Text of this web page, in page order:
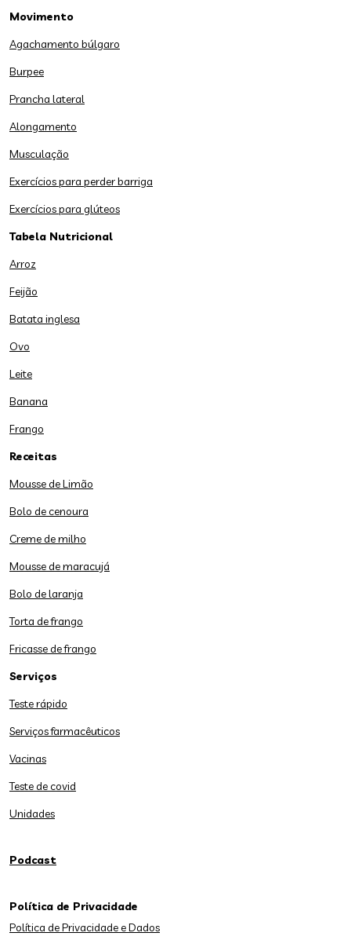
Movimento
Agachamento búlgaro
Burpee
Prancha lateral
Alongamento
Musculação
Exercícios para perder barriga
Exercícios para glúteos
Tabela Nutricional
Arroz
Feijão
Batata inglesa
Ovo
Leite
Banana
Frango
Receitas
Mousse de Limão
Bolo de cenoura
Creme de milho
Mousse de maracujá
Bolo de laranja
Torta de frango
Fricasse de frango
Serviços
Teste rápido
Serviços farmacêuticos
Vacinas
Teste de covid
Unidades
Podcast
Política de Privacidade
Política de Privacidade e Dados